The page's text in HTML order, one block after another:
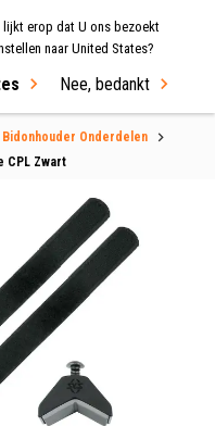
erop dat U ons bezoekt
naar United States?
Nee, bedankt
Bidonhouder Onderdelen
CPL Zwart